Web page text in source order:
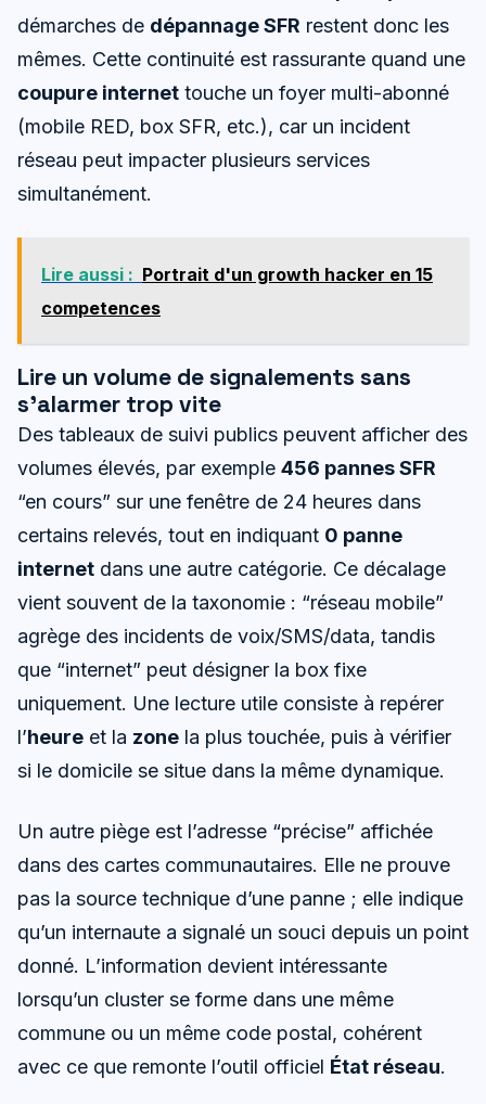
démarches de dépannage SFR restent donc les
mêmes. Cette continuité est rassurante quand une
coupure internet touche un foyer multi-abonné
(mobile RED, box SFR, etc.), car un incident
réseau peut impacter plusieurs services
simultanément.
Lire aussi : Portrait d'un growth hacker en 15
competences
Lire un volume de signalements sans
s’alarmer trop vite
Des tableaux de suivi publics peuvent afficher des
volumes élevés, par exemple 456 pannes SFR
“en cours” sur une fenêtre de 24 heures dans
certains relevés, tout en indiquant 0 panne
internet dans une autre catégorie. Ce décalage
vient souvent de la taxonomie : “réseau mobile”
agrège des incidents de voix/SMS/data, tandis
que “internet” peut désigner la box fixe
uniquement. Une lecture utile consiste à repérer
l’heure et la zone la plus touchée, puis à vérifier
si le domicile se situe dans la même dynamique.
Un autre piège est l’adresse “précise” affichée
dans des cartes communautaires. Elle ne prouve
pas la source technique d’une panne ; elle indique
qu’un internaute a signalé un souci depuis un point
donné. L’information devient intéressante
lorsqu’un cluster se forme dans une même
commune ou un même code postal, cohérent
avec ce que remonte l’outil officiel État réseau.